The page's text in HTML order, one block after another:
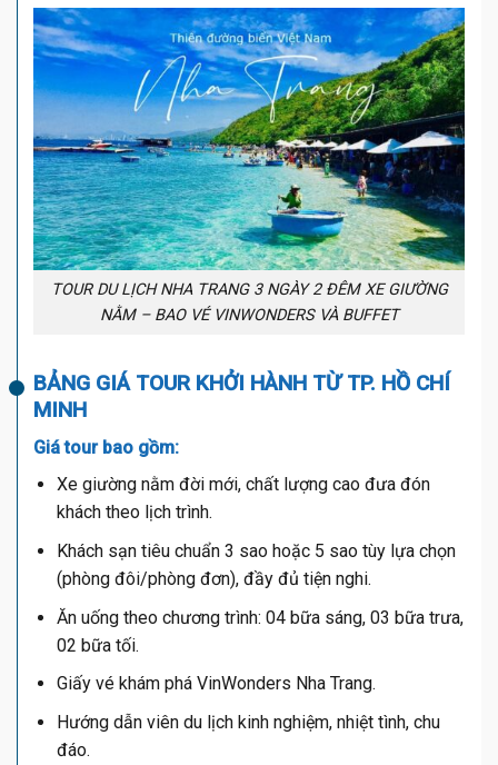
TOUR DU LỊCH NHA TRANG 3 NGÀY 2 ĐÊM XE GIƯỜNG
NẰM – BAO VÉ VINWONDERS VÀ BUFFET
BẢNG GIÁ TOUR KHỞI HÀNH TỪ TP. HỒ CHÍ
MINH
Giá tour bao gồm:
Xe giường nằm đời mới, chất lượng cao đưa đón
khách theo lịch trình.
Khách sạn tiêu chuẩn 3 sao hoặc 5 sao tùy lựa chọn
(phòng đôi/phòng đơn), đầy đủ tiện nghi.
Ăn uống theo chương trình: 04 bữa sáng, 03 bữa trưa,
02 bữa tối.
Giấy vé khám phá VinWonders Nha Trang.
Hướng dẫn viên du lịch kinh nghiệm, nhiệt tình, chu
đáo.